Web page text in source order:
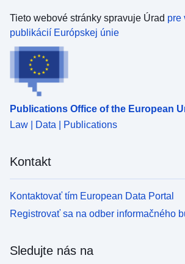
Tieto webové stránky spravuje Úrad pre
publikácií Európskej únie
Publications Office of the European
Law | Data | Publications
Kontakt
Kontaktovať tím European Data Portal
Registrovať sa na odber informačného
Sledujte nás na